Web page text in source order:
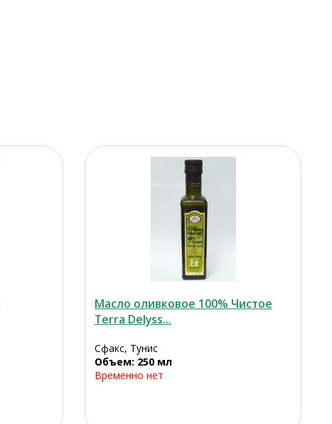
Масло оливковое 100% Чистое
Terra Delyss...
Сфакс, Тунис
Объем: 250 мл
Временно нет